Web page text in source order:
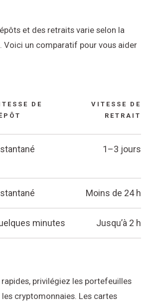
et des retraits varie selon la
Voici un comparatif pour vous aider
DE
VITESSE DE
RETRAIT
1–3 jours
Moins de 24 h
minutes Jusqu’à 2 h
privilégiez les portefeuilles
cryptomonnaies. Les cartes